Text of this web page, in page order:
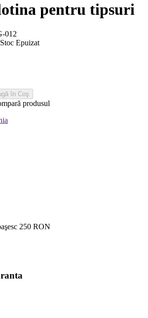
pentru tipsuri
012
Stoc Epuizat
în Coş
produsul
250 RON